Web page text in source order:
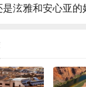
泫雅和安心亚的